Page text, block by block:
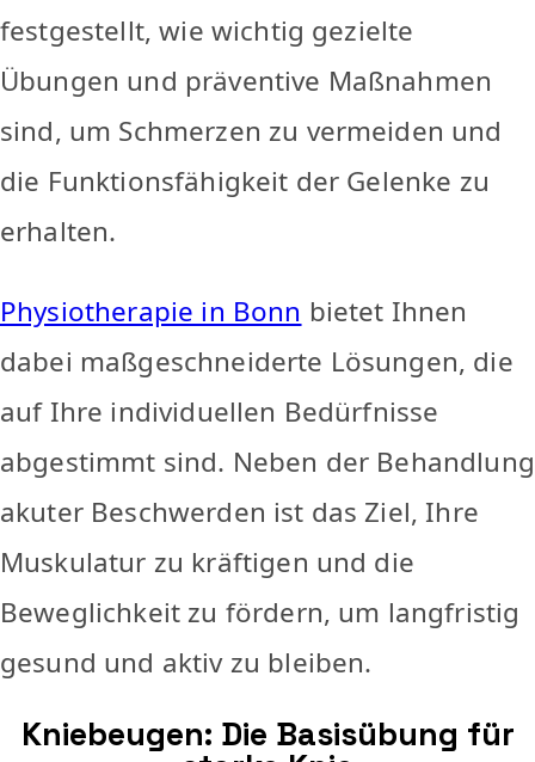
festgestellt, wie wichtig gezielte
Übungen und präventive Maßnahmen
sind, um Schmerzen zu vermeiden und
die Funktionsfähigkeit der Gelenke zu
erhalten.
Physiotherapie in Bonn bietet Ihnen
dabei maßgeschneiderte Lösungen, die
auf Ihre individuellen Bedürfnisse
abgestimmt sind. Neben der Behandlung
akuter Beschwerden ist das Ziel, Ihre
Muskulatur zu kräftigen und die
Beweglichkeit zu fördern, um langfristig
gesund und aktiv zu bleiben.
Kniebeugen: Die Basisübung für